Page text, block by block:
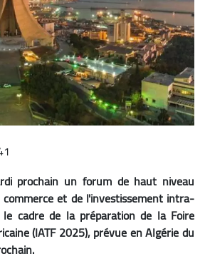
prochain un forum de haut niveau
et de l'investissement intra-
cadre de la préparation de la Foire
(IATF 2025), prévue en Algérie du